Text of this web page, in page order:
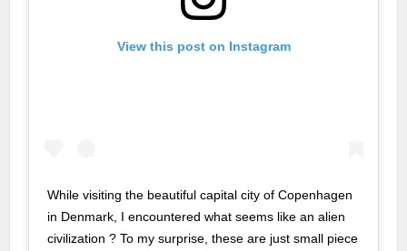
View this post on Instagram
While visiting the beautiful capital city of Copenhagen
in Denmark, I encountered what seems like an alien
civilization ? To my surprise, these are just small piece